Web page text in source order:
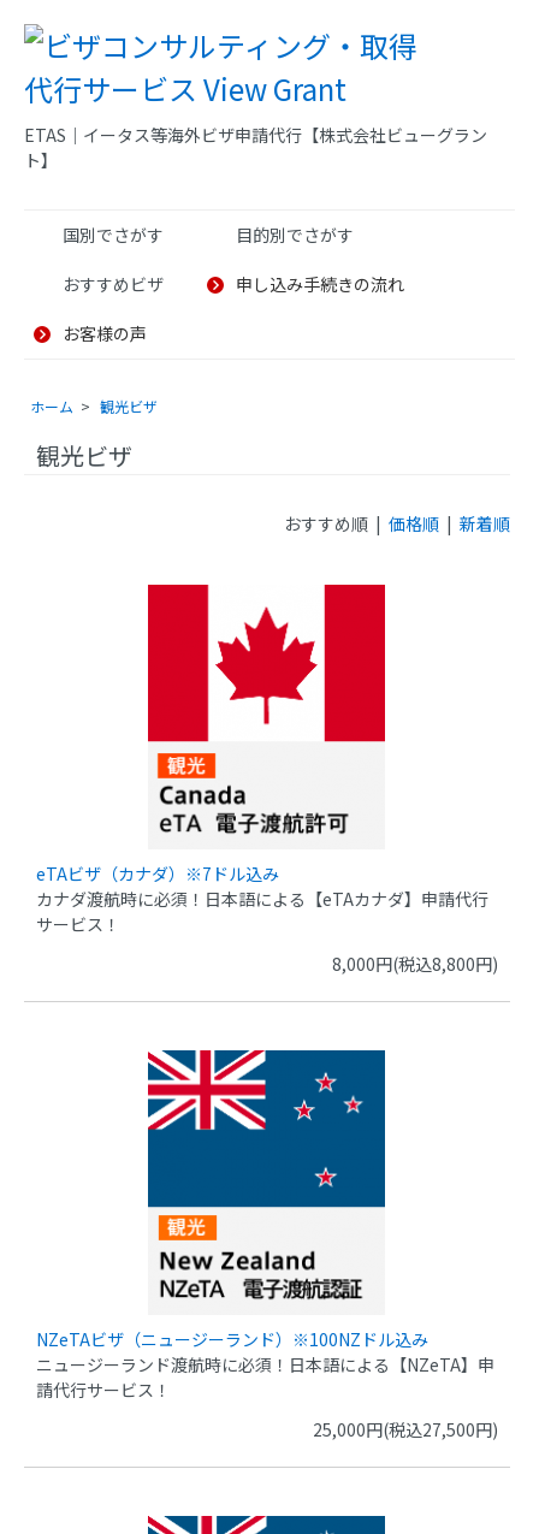
ETAS｜イータス等海外ビザ申請代行【株式会社ビューグラン
ト】
国別でさがす 目的別でさがす
おすすめビザ 申し込み手続きの流れ
お客様の声
ホーム > 観光ビザ
観光ビザ
おすすめ順 | 価格順| 新着順
eTAビザ（カナダ）※7ドル込み
カナダ渡航時に必須！日本語による【eTAカナダ】申請代行
サービス！
8,000円(税込8,800円)
NZeTAビザ（ニュージーランド）※100NZドル込み
ニュージーランド渡航時に必須！日本語による【NZeTA】申
請代行サービス！
25,000円(税込27,500円)